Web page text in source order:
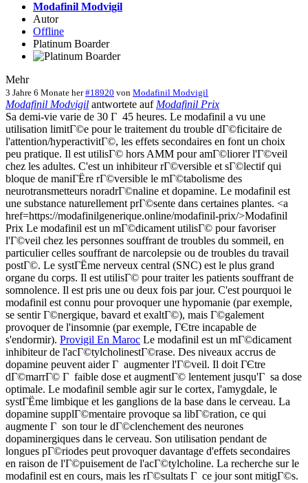
Modafinil Modvigil
Autor
Offline
Platinum Boarder
Mehr
3 Jahre 6 Monate her #18920 von Modafinil Modvigil
Modafinil Modvigil antwortete auf Modafinil Prix
Sa demi-vie varie de 30 Г 45 heures. Le modafinil a vu une
utilisation limitГ©e pour le traitement du trouble dГ©ficitaire de
l'attention/hyperactivitГ©, les effets secondaires en font un choix
peu pratique. Il est utilisГ© hors AMM pour amГ©liorer l'Г©veil
chez les adultes. C'est un inhibiteur rГ©versible et sГ©lectif qui
bloque de maniГЁre rГ©versible le mГ©tabolisme des
neurotransmetteurs noradrГ©naline et dopamine. Le modafinil est
une substance naturellement prГ©sente dans certaines plantes. <a
href=https://modafinilgenerique.online/modafinil-prix/>Modafinil
Prix Le modafinil est un mГ©dicament utilisГ© pour favoriser
l'Г©veil chez les personnes souffrant de troubles du sommeil, en
particulier celles souffrant de narcolepsie ou de troubles du travail
postГ©. Le systГЁme nerveux central (SNC) est le plus grand
organe du corps. Il est utilisГ© pour traiter les patients souffrant de
somnolence. Il est pris une ou deux fois par jour. C'est pourquoi le
modafinil est connu pour provoquer une hypomanie (par exemple,
se sentir Г©nergique, bavard et exaltГ©), mais Г©galement
provoquer de l'insomnie (par exemple, ГЄtre incapable de
s'endormir). Provigil En Maroc Le modafinil est un mГ©dicament
inhibiteur de l'acГ©tylcholinestГ©rase. Des niveaux accrus de
dopamine peuvent aider Г augmenter l'Г©veil. Il doit ГЄtre
dГ©marrГ© Г faible dose et augmentГ© lentement jusqu'Г sa dose
optimale. Le modafinil semble agir sur le cortex, l'amygdale, le
systГЁme limbique et les ganglions de la base dans le cerveau. La
dopamine supplГ©mentaire provoque sa libГ©ration, ce qui
augmente Г son tour le dГ©clenchement des neurones
dopaminergiques dans le cerveau. Son utilisation pendant de
longues pГ©riodes peut provoquer davantage d'effets secondaires
en raison de l'Г©puisement de l'acГ©tylcholine. La recherche sur le
modafinil est en cours, mais les rГ©sultats Г ce jour sont mitigГ©s.